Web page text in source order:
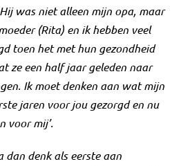
was niet alleen mijn opa, maar
(Rita) en ik hebben veel
toen het met hun gezondheid
ze een half jaar geleden naar
Ik moet denken aan wat mijn
jaren voor jou gezorgd en nu
voor mij’.
dan denk als eerste aan